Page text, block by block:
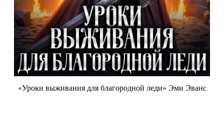
«Уроки выживания для благородной леди» Эми Эванс